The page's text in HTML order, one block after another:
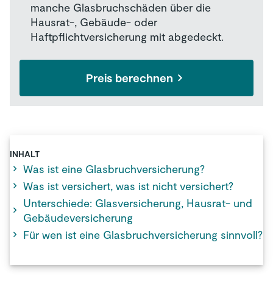
manche Glasbruchschäden über die
Hausrat-, Gebäude- oder
Haftpflichtversicherung mit abgedeckt.
Preis berechnen
INHALT
Was ist eine Glasbruchversicherung?
Was ist versichert, was ist nicht versichert?
Unterschiede: Glasversicherung, Hausrat- und
Gebäudeversicherung
Für wen ist eine Glasbruchversicherung sinnvoll?